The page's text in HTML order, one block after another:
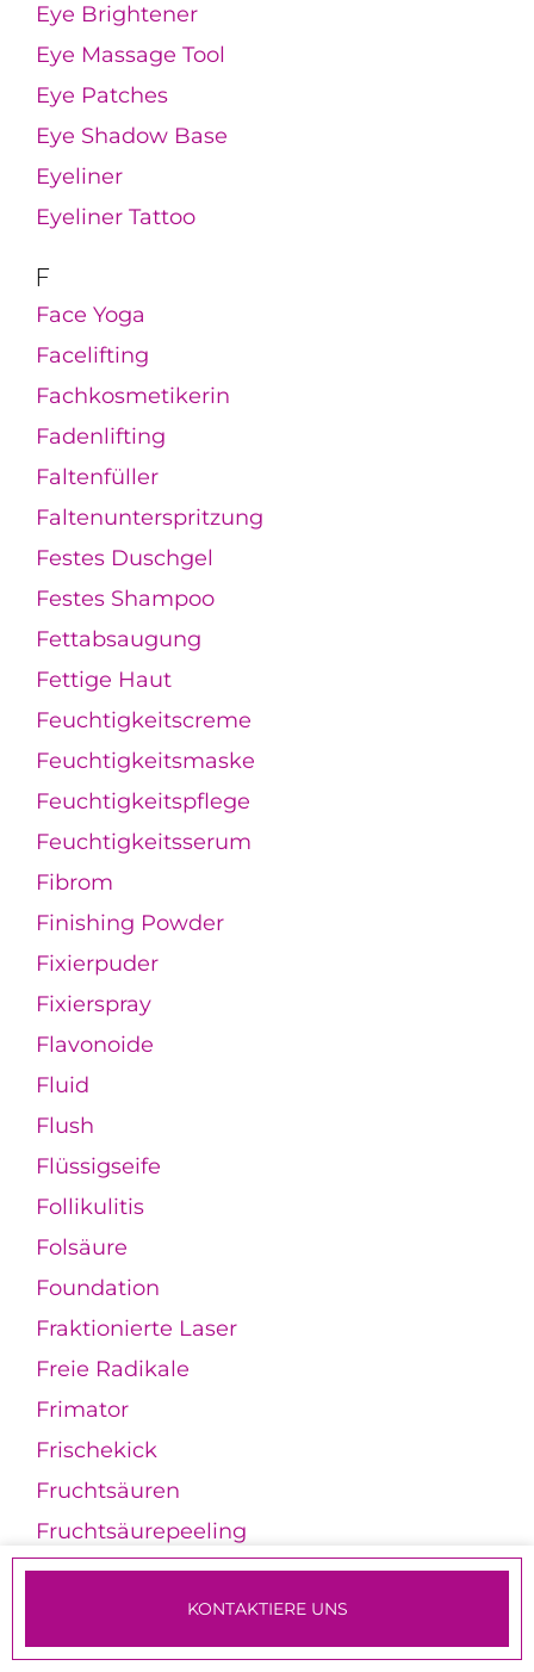
Eye Brightener
Eye Massage Tool
Eye Patches
Eye Shadow Base
Eyeliner
Eyeliner Tattoo
F
Face Yoga
Facelifting
Fachkosmetikerin
Fadenlifting
Faltenfüller
Faltenunterspritzung
Festes Duschgel
Festes Shampoo
Fettabsaugung
Fettige Haut
Feuchtigkeitscreme
Feuchtigkeitsmaske
Feuchtigkeitspflege
Feuchtigkeitsserum
Fibrom
Finishing Powder
Fixierpuder
Fixierspray
Flavonoide
Fluid
Flush
Flüssigseife
Follikulitis
Folsäure
Foundation
Fraktionierte Laser
Freie Radikale
Frimator
Frischekick
Fruchtsäuren
Fruchtsäurepeeling
Fußbutter
Fußdeo
TERMINE & ANMELDUNG
KONTAKTIERE UNS